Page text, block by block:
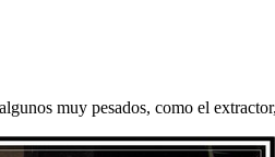
muy pesados, como el